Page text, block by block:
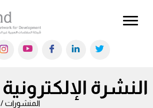
النشرة الإلكترونية
المنشورات /